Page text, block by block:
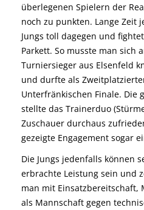
überlegenen Spielern der
noch zu punkten. Lange Zeit
Jungs toll dagegen und
Parkett. So musste man sich
Turniersieger aus Elsenfeld
und durfte als
Unterfränkischen Finale. Die
stellte das Trainerduo
Zuschauer durchaus
gezeigte Engagement sogar
Die Jungs jedenfalls können
erbrachte Leistung sein und
man mit Einsatzbereitschaft,
als Mannschaft gegen